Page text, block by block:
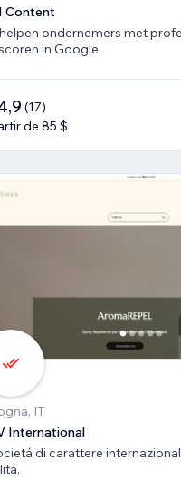
Content
ondernemers met
in Google.
(17)
de 85 $
IT
International
di carattere